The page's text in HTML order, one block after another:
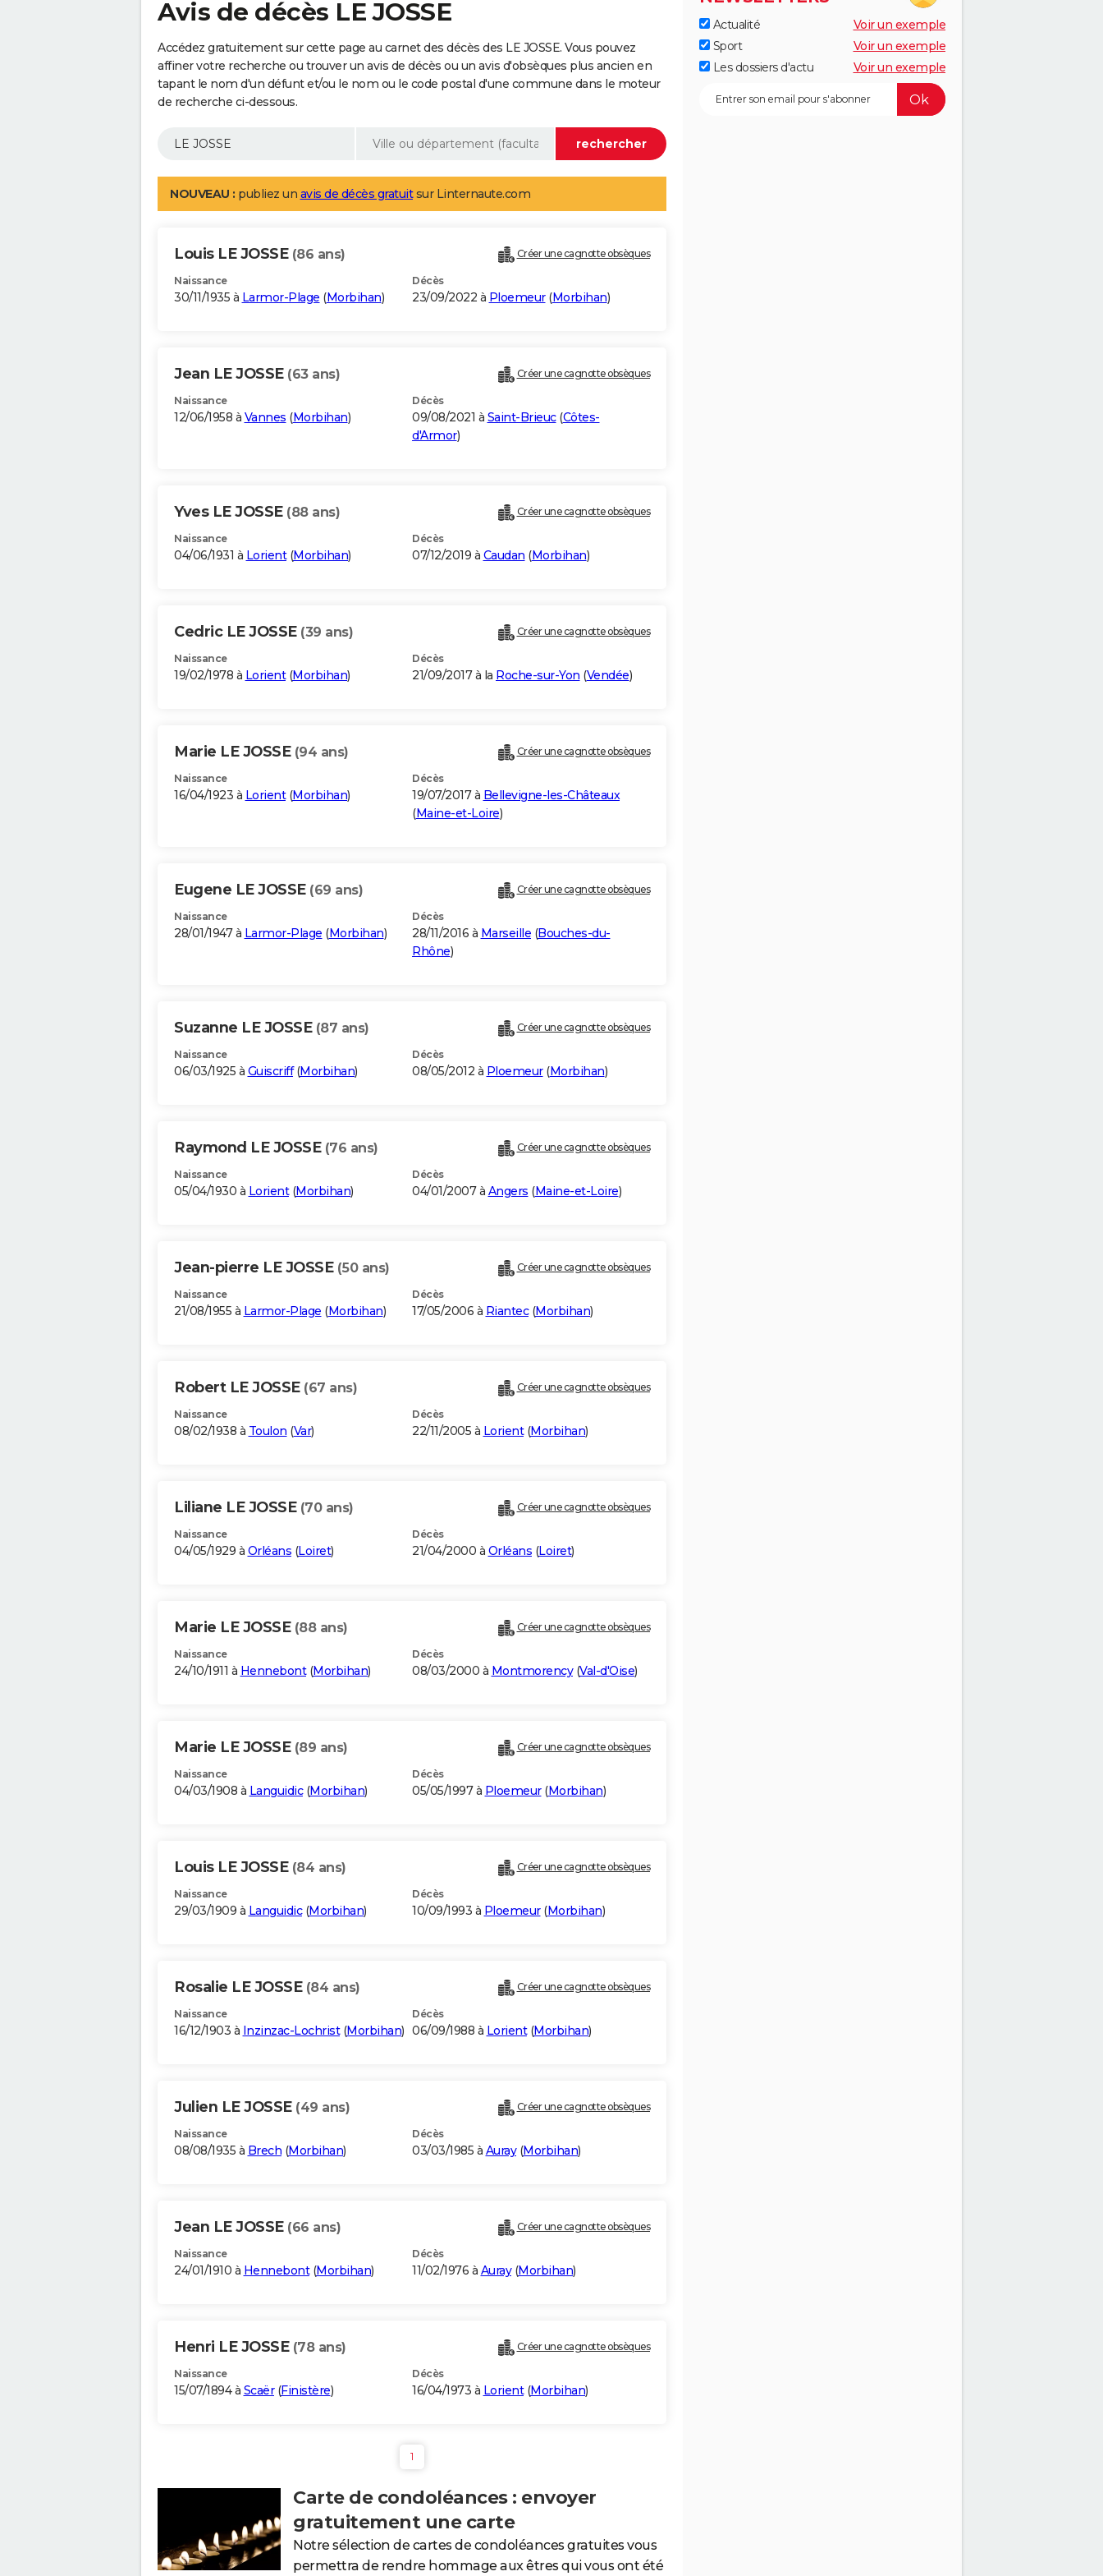
Avis de décès LE JOSSE
Accédez gratuitement sur cette page au carnet des décès des LE JOSSE. Vous pouvez
affiner votre recherche ou trouver un avis de décès ou un avis d'obsèques plus ancien en
tapant le nom d'un défunt et/ou le nom ou le code postal d'une commune dans le moteur
de recherche ci-dessous.
NOUVEAU : publiez un avis de décès gratuitsur Linternaute.com
Louis LE JOSSE (86 ans) Créer une cagnotte obsèques
Naissance
30/11/1935 à Larmor-Plage (Morbihan)
Décès
23/09/2022 à Ploemeur(Morbihan)
Jean LE JOSSE (63 ans) Créer une cagnotte obsèques
Naissance
12/06/1958 à Vannes (Morbihan)
Décès
09/08/2021 à Saint-Brieuc(Côtes-
d'Armor)
Yves LE JOSSE (88 ans) Créer une cagnotte obsèques
Naissance
04/06/1931 à Lorient(Morbihan)
Décès
07/12/2019 à Caudan (Morbihan)
Cedric LE JOSSE (39 ans) Créer une cagnotte obsèques
Naissance
19/02/1978 à Lorient(Morbihan)
Décès
21/09/2017 à la Roche-sur-Yon (Vendée)
Marie LE JOSSE (94 ans) Créer une cagnotte obsèques
Naissance
16/04/1923 à Lorient(Morbihan)
Décès
19/07/2017 à Bellevigne-les-Châteaux
(Maine-et-Loire)
Eugene LE JOSSE (69 ans) Créer une cagnotte obsèques
Naissance
28/01/1947 à Larmor-Plage (Morbihan)
Décès
28/11/2016 à Marseille (Bouches-du-
Rhône)
Suzanne LE JOSSE (87 ans) Créer une cagnotte obsèques
Naissance
06/03/1925 à Guiscriff(Morbihan)
Décès
08/05/2012 à Ploemeur(Morbihan)
Raymond LE JOSSE (76 ans) Créer une cagnotte obsèques
Naissance
05/04/1930 à Lorient(Morbihan)
Décès
04/01/2007 à Angers (Maine-et-Loire)
Jean-pierre LE JOSSE (50 ans) Créer une cagnotte obsèques
Naissance
21/08/1955 à Larmor-Plage (Morbihan)
Décès
17/05/2006 à Riantec(Morbihan)
Robert LE JOSSE (67 ans) Créer une cagnotte obsèques
Naissance
08/02/1938 à Toulon (Var)
Décès
22/11/2005 à Lorient(Morbihan)
Liliane LE JOSSE (70 ans) Créer une cagnotte obsèques
Naissance
04/05/1929 à Orléans (Loiret)
Décès
21/04/2000 à Orléans (Loiret)
Marie LE JOSSE (88 ans) Créer une cagnotte obsèques
Naissance
24/10/1911 à Hennebont(Morbihan)
Décès
08/03/2000 à Montmorency(Val-d'Oise)
Marie LE JOSSE (89 ans) Créer une cagnotte obsèques
Naissance
04/03/1908 à Languidic(Morbihan)
Décès
05/05/1997 à Ploemeur(Morbihan)
Louis LE JOSSE (84 ans) Créer une cagnotte obsèques
Naissance
29/03/1909 à Languidic(Morbihan)
Décès
10/09/1993 à Ploemeur(Morbihan)
Rosalie LE JOSSE (84 ans) Créer une cagnotte obsèques
Naissance
16/12/1903 à Inzinzac-Lochrist(Morbihan)
Décès
06/09/1988 à Lorient(Morbihan)
Julien LE JOSSE (49 ans) Créer une cagnotte obsèques
Naissance
08/08/1935 à Brech (Morbihan)
Décès
03/03/1985 à Auray(Morbihan)
Jean LE JOSSE (66 ans) Créer une cagnotte obsèques
Naissance
24/01/1910 à Hennebont(Morbihan)
Décès
11/02/1976 à Auray(Morbihan)
Henri LE JOSSE (78 ans) Créer une cagnotte obsèques
Naissance
15/07/1894 à Scaër(Finistère)
Décès
16/04/1973 à Lorient(Morbihan)
1
Carte de condoléances : envoyer
gratuitement une carte
Notre sélection de cartes de condoléances gratuites vous
permettra de rendre hommage aux êtres qui vous ont été
Actualité
Voir un exemple
Sport
Voir un exemple
Les dossiers d'actu
Voir un exemple